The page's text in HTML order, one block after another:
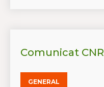
Comunicat CNR
GENERAL